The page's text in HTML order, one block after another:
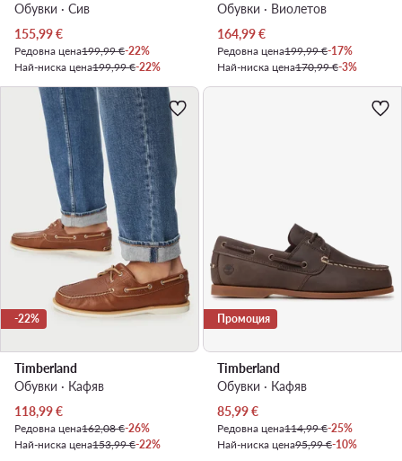
Обувки · Сив
Актуална цена
155,99€
Редовна цена199,99 €-22%
Най-ниска цена199,99 €-22%
Обувки · Виолетов
Актуална цена
164,99€
Редовна цена199,99 €-17%
Най-ниска цена170,99 €-3%
-22%
Timberland
Обувки · Кафяв
Актуална цена
118,99€
Редовна цена162,08 €-26%
Най-ниска цена153,99 €-22%
Промоция
Timberland
Обувки · Кафяв
Актуална цена
85,99€
Редовна цена114,99 €-25%
Най-ниска цена95,99 €-10%